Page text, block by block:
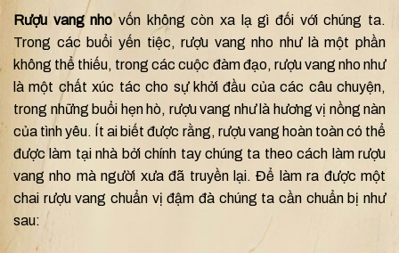
Rượu vang nhovốn không còn xa lạ gì đối với chúng ta.
Trong các buổi yến tiệc, rượu vang nho như là một phần
không thể thiếu, trong các cuộc đàm đạo, rượu vang nho như
là một chất xúc tác cho sự khởi đầu của các câu chuyện,
trong những buổi hẹn hò, rượu vang như là hương vị nồng nàn
của tình yêu. Ít ai biết được rằng, rượu vang hoàn toàn có thể
được làm tại nhà bởi chính tay chúng ta theo cách làm rượu
vang nho mà người xưa đã truyền lại. Để làm ra được một
chai rượu vang chuẩn vị đậm đà chúng ta cần chuẩn bị như
sau: